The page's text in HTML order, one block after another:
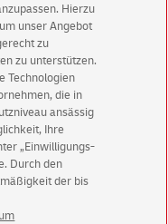
5 € Gutschein
einen5 € Gutschein
Hierzu
unser Angebot
zu
zu unterstützen.
Technologien
die in
ansässig
Ihre
„Einwilligungs-
Durch den
der bis